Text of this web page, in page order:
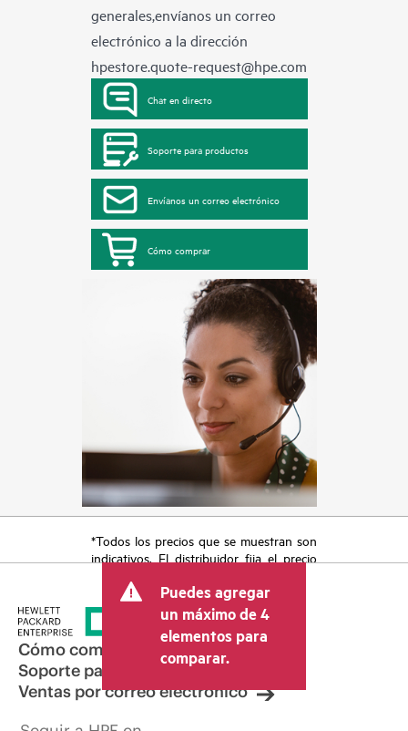
generales,envíanos un correo
electrónico a la dirección
hpestore.quote-request@hpe.com
Chat en directo
Soporte para productos
Envíanos un correo electrónico
Cómo comprar
*Todos los precios que se muestran son
indicativos. El distribuidor fija el precio
otros conceptos, como los impuestos a
la venta, el IVA y el envío. El precio de la
transacción que establece el distribuidor
puede variar con respecto a otros
distribuidores y al precio indicativo
mostrado. El precio indicativo puede
incluir ofertas promocionales por tiempo
Puedes agregar
un máximo de 4
elementos para
comparar.
Cómo comprar
Soporte para productos
Ventas por correo electrónico